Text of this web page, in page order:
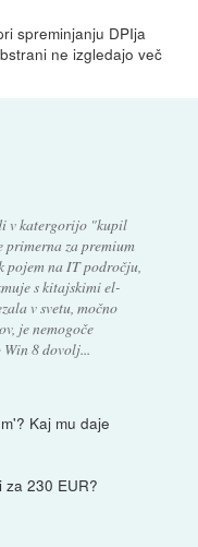
spreminjanju DPIja
ne izgledajo več
v katergorijo "kupil
primerna za premium
pojem na IT področju,
s kitajskimi el-
v svetu, močno
je nemogoče
8 dovolj...
Kaj mu daje
za 230 EUR?